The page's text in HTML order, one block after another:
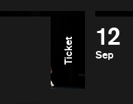
Ticket 12
Sep